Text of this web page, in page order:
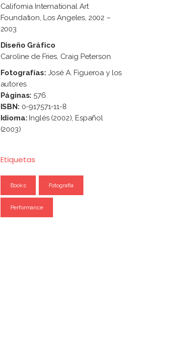
California International Art
Foundation, Los Angeles, 2002 –
2003
Diseño Gráfico
Caroline de Fries, Craig Peterson
Fotografías: José A. Figueroa y los
autores
Páginas: 576
ISBN: 0-917571-11-8
Idioma: Inglés (2002), Español
(2003)
Etiquetas
Books Fotografía
Performance